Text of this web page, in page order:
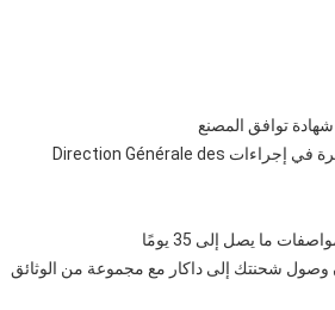
شهادة توافق المصنع
يمكننا إحالة المشترين إلى وكلاء التخليص المعتمدين في داكار الذين لديهم خبرة في إجراءات Direction Générale des
وصول شحنتك إلى داكار مع مجموعة من الوثائق